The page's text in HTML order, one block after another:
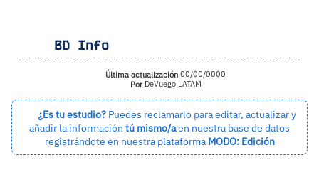
BD Info
Última actualización 00/00/0000
PorDeVuego LATAM
¿Es tu estudio? Puedes reclamarlo para editar, actualizar y
añadir la información tú mismo/aen nuestra base de datos
registrándote en nuestra plataforma MODO: Edición